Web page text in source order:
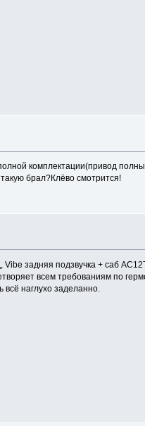
комплектации(привод
брал?Клёво смотрится!
задняя подзвучка + саб
всем требованиям по
наглухо заделанно.